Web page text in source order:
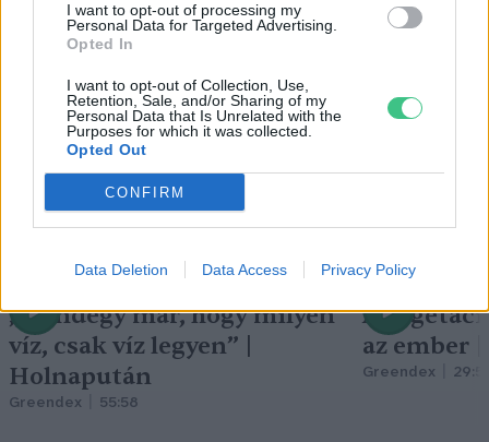
I want to opt-out of processing my
Personal Data for Targeted Advertising.
Opted In
I want to opt-out of Collection, Use,
Retention, Sale, and/or Sharing of my
Personal Data that Is Unrelated with the
Purposes for which it was collected.
Opted Out
CONFIRM
Data Deletion Data Access Privacy Policy
Holnapután
„Mindegy már, hogy milyen
víz, csak víz legyen” |
Holnapután
Greendex 55:58
A
az ember
Greendex